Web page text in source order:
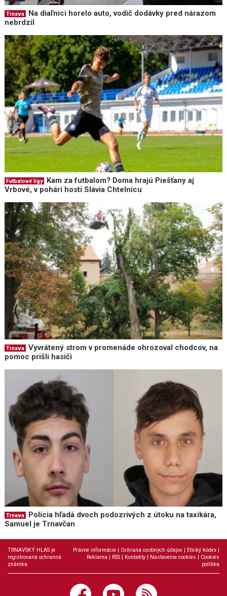
Trnava
Na diaľnici horelo auto, vodič dodávky pred nárazom
nebrdzil
Futbalové ligy
Kam za futbalom? Doma hrajú Piešťany aj
Vrbové, v pohári hostí Slávia Chtelnicu
Trnava
Vyvrátený strom v promenáde ohrozoval chodcov, na
pomoc prišli hasiči
Trnava
Polícia hľadá dvoch podozrivých z útoku na taxikára,
Samuel je Trnavčan
TRNAVSKÝ HLAS je
registrovaná ochranná
známka
Právne informácie | Ochrana osobných údajov | Etický kódex |
Reklama | RSS | Kontakty | Nastavenie cookies | Cookies
politika